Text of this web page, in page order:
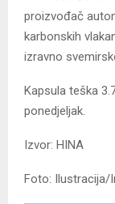
proizvođač
karbonskih
izravno
Kapsula teška
ponedjeljak.
Izvor: HINA
Foto: Ilustracija/